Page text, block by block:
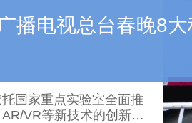
播电视总台春晚8
国家重点实验室全面推
VR等新技术的创新应